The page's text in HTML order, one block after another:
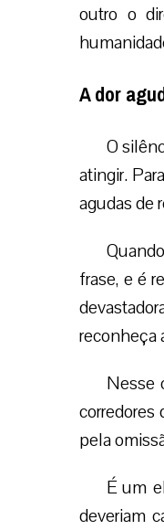
outro o
A dor
O
atingir.
agudas de
frase, e é
reconheça
Nesse
corredores
pela
É um
deveriam